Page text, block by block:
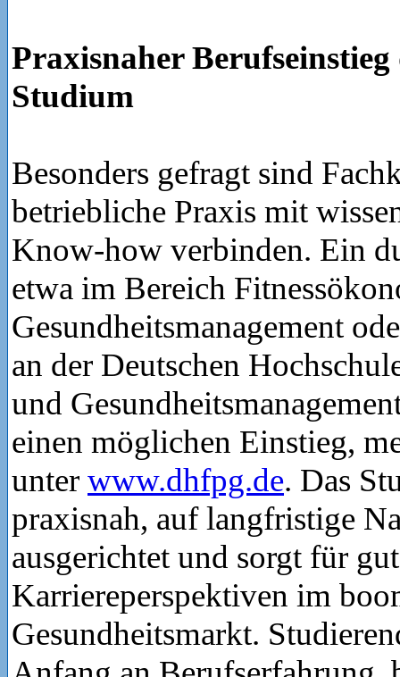
Praxisnaher
Studium
Besonders gefragt sind
betriebliche Praxis mit
Know-how verbinden. Ein
etwa im Bereich
Gesundheitsmanagement
an der Deutschen
und
einen möglichen Einstieg,
unter www.dhfpg.de. Das
praxisnah, auf langfristige
ausgerichtet und sorgt für
Karriereperspektiven im
Gesundheitsmarkt.